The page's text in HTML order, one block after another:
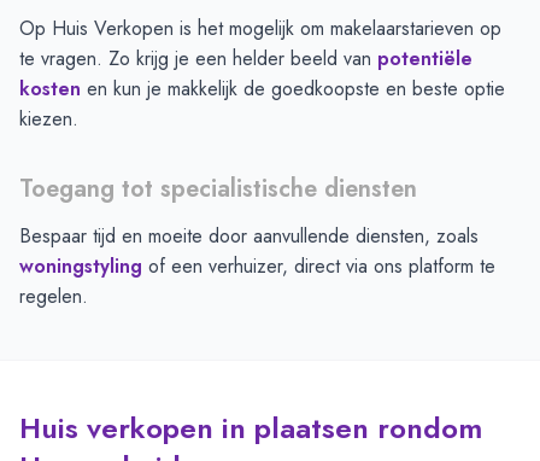
Op Huis Verkopen is het mogelijk om makelaarstarieven op
te vragen. Zo krijg je een helder beeld van potentiële
kosten en kun je makkelijk de goedkoopste en beste optie
kiezen.
Toegang tot specialistische diensten
Bespaar tijd en moeite door aanvullende diensten, zoals
woningstyling of een verhuizer, direct via ons platform te
regelen.
Huis verkopen in plaatsen rondom